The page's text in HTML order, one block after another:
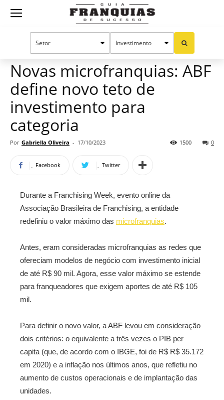
Guia
Sucesso
Mercado de franquias
Novas microfranquias: ABF
define novo teto de
investimento para
categoria
Por Gabriella Oliveira - 17/10/2023 0
1500
Facebook Twitter
Durante a Franchising Week, evento online da
Associação Brasileira de Franchising, a entidade
redefiniu o valor máximo das microfranquias.
Antes, eram consideradas microfranquias as redes que
ofereciam modelos de negócio com investimento inicial
de até R$ 90 mil. Agora, esse valor máximo se estende
para franqueadores que exigem aportes de até R$ 105
mil.
Para definir o novo valor, a ABF levou em consideração
dois critérios: o equivalente a três vezes o PIB per
capita (que, de acordo com o IBGE, foi de R$ R$ 35.172
em 2020) e a inflação nos últimos anos, que refletiu no
aumento de custos operacionais e de implantação das
unidades.